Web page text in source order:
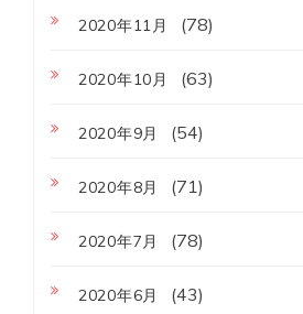
2020年11月 (78)
2020年10月 (63)
2020年9月 (54)
2020年8月 (71)
2020年7月 (78)
2020年6月 (43)